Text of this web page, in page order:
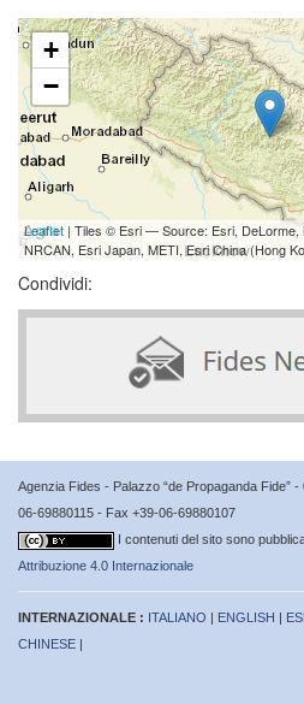
+
−
Leaflet | Tiles © Esri — Source: Esri, DeLorme,
NRCAN, Esri Japan, METI, Esri China (Hong
Condividi:
Agenzia Fides - Palazzo “de Propaganda Fide”
06-69880115 - Fax +39-06-69880107
I contenuti del sito sono
Attribuzione 4.0 Internazionale
INTERNAZIONALE : ITALIANO | ENGLISH |
CHINESE |